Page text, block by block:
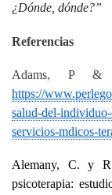
¿Dónde, dónde?”
Referencias
Adams, P &
https://
salud-del-
servicios-mdicos-
Alemany, C. y
psicoterapia: